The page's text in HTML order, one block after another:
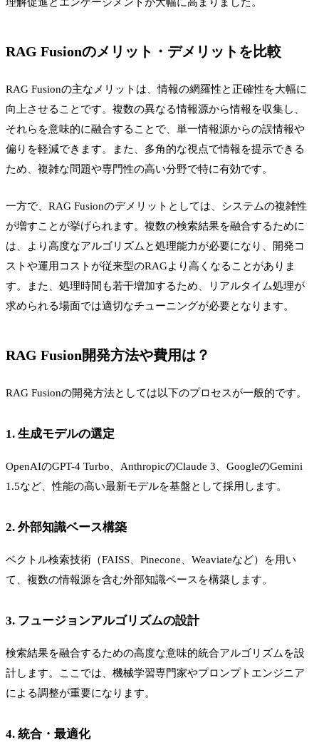
RAG Fusionのメリット・デメリットを比較
RAG Fusionの主なメリットは、情報の網羅性と正確性を大幅に
向上させることです。複数の異なる情報源から情報を収集し、
それらを意味的に融合することで、単一情報源からの誤情報や
偏りを軽減できます。また、多角的な視点で情報を提示できる
ため、複雑な問題や専門性の高い分野で特に有効です。
一方で、RAG Fusionのデメリットとしては、システムの複雑性
が増すことが挙げられます。複数の検索結果を融合するために
は、より高度なアルゴリズムと処理能力が必要になり、開発コ
ストや運用コストが従来型のRAGより高くなることがありま
す。また、処理時間も若干増加するため、リアルタイム処理が
求められる場面では適切なチューニングが必要となります。
RAG Fusion開発方法や費用は？
RAG Fusionの開発方法としては以下のプロセスが一般的です。
1. 生成モデルの選定
OpenAIのGPT-4 Turbo、AnthropicのClaude 3、GoogleのGemini
1.5など、性能の高い最新モデルを基盤として採用します。
2. 外部知識ベース構築
ベクトル検索技術（FAISS、Pinecone、Weaviateなど）を用い
て、複数の情報源を含む外部知識ベースを構築します。
3. フュージョンアルゴリズムの設計
検索結果を融合するための高度な意味的統合アルゴリズムを設
計します。ここでは、機械学習専門家やプロンプトエンジニア
による調整が重要になります。
4. 統合・最適化